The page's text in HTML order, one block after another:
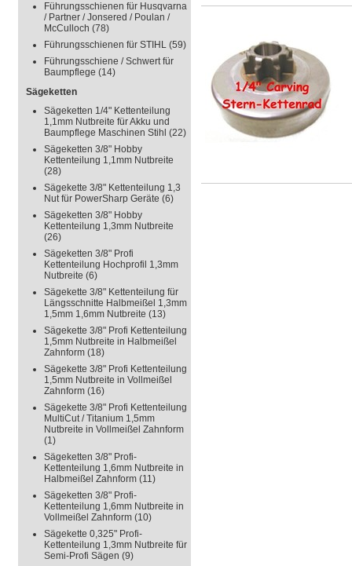
Führungsschienen für Husqvarna
/ Partner / Jonsered / Poulan /
McCulloch (78)
Führungsschienen für STIHL (59)
Führungsschiene / Schwert für
Baumpflege (14)
Sägeketten
Sägeketten 1/4" Kettenteilung
1,1mm Nutbreite für Akku und
Baumpflege Maschinen Stihl (22)
Sägeketten 3/8" Hobby
Kettenteilung 1,1mm Nutbreite
(28)
Sägekette 3/8" Kettenteilung 1,3
Nut für PowerSharp Geräte (6)
Sägeketten 3/8" Hobby
Kettenteilung 1,3mm Nutbreite
(26)
Sägeketten 3/8" Profi
Kettenteilung Hochprofil 1,3mm
Nutbreite (6)
Sägekette 3/8" Kettenteilung für
Längsschnitte Halbmeißel 1,3mm
1,5mm 1,6mm Nutbreite (13)
Sägekette 3/8" Profi Kettenteilung
1,5mm Nutbreite in Halbmeißel
Zahnform (18)
Sägekette 3/8" Profi Kettenteilung
1,5mm Nutbreite in Vollmeißel
Zahnform (16)
Sägekette 3/8" Profi Kettenteilung
MultiCut / Titanium 1,5mm
Nutbreite in Vollmeißel Zahnform
(1)
Sägeketten 3/8" Profi-
Kettenteilung 1,6mm Nutbreite in
Halbmeißel Zahnform (11)
Sägeketten 3/8" Profi-
Kettenteilung 1,6mm Nutbreite in
Vollmeißel Zahnform (10)
Sägekette 0,325" Profi-
Kettenteilung 1,3mm Nutbreite für
Semi-Profi Sägen (9)